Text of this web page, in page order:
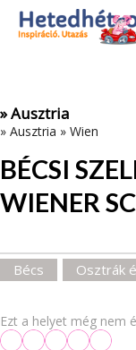
Az oldal sütiket
Adatvédelmi
» Ausztria
» Ausztria » Wien
BÉCSI
WIENER
Bécs Osztrák
Ezt a helyet még nem